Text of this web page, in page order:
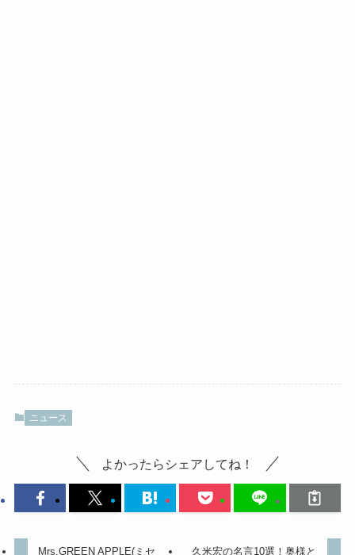
ニュース
よかったらシェアしてね！
Mrs.GREEN APPLE(ミセ
久米宏の名言10選！奥様と